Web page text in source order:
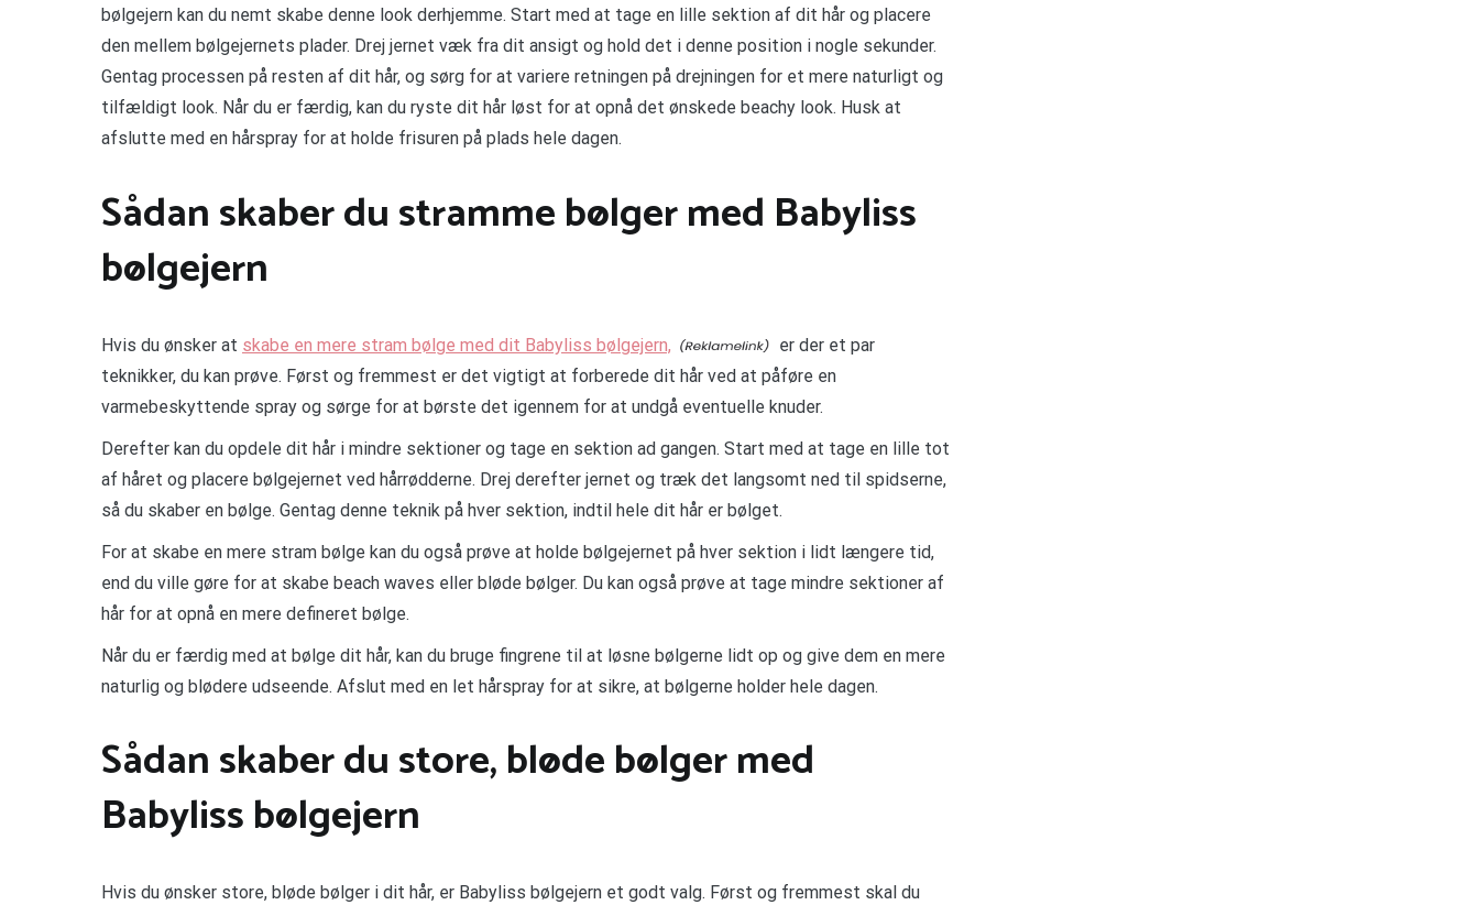
bølgejern kan du nemt skabe denne look derhjemme. Start med at tage en lille sektion af dit hår og placere
den mellem bølgejernets plader. Drej jernet væk fra dit ansigt og hold det i denne position i nogle sekunder.
Gentag processen på resten af dit hår, og sørg for at variere retningen på drejningen for et mere naturligt og
tilfældigt look. Når du er færdig, kan du ryste dit hår løst for at opnå det ønskede beachy look. Husk at
afslutte med en hårspray for at holde frisuren på plads hele dagen.
Sådan skaber du stramme bølger med Babyliss
bølgejern
Hvis du ønsker at skabe en mere stram bølge med dit Babyliss bølgejern,
er der et par
teknikker, du kan prøve. Først og fremmest er det vigtigt at forberede dit hår ved at påføre en
varmebeskyttende spray og sørge for at børste det igennem for at undgå eventuelle knuder.
Derefter kan du opdele dit hår i mindre sektioner og tage en sektion ad gangen. Start med at tage en lille tot
af håret og placere bølgejernet ved hårrødderne. Drej derefter jernet og træk det langsomt ned til spidserne,
så du skaber en bølge. Gentag denne teknik på hver sektion, indtil hele dit hår er bølget.
For at skabe en mere stram bølge kan du også prøve at holde bølgejernet på hver sektion i lidt længere tid,
end du ville gøre for at skabe beach waves eller bløde bølger. Du kan også prøve at tage mindre sektioner af
hår for at opnå en mere defineret bølge.
Når du er færdig med at bølge dit hår, kan du bruge fingrene til at løsne bølgerne lidt op og give dem en mere
naturlig og blødere udseende. Afslut med en let hårspray for at sikre, at bølgerne holder hele dagen.
Sådan skaber du store, bløde bølger med
Babyliss bølgejern
Hvis du ønsker store, bløde bølger i dit hår, er Babyliss bølgejern et godt valg. Først og fremmest skal du